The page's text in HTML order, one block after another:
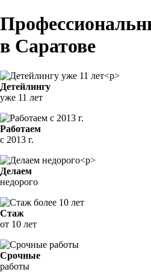
в Саратове
Детейлингу
уже 11 лет
Работаем
с 2013 г.
Делаем
недорого
Стаж
от 10 лет
Срочные
работы